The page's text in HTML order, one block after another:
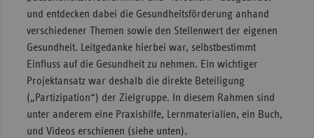
und entdecken dabei die Gesundheitsförderung anhand
verschiedener Themen sowie den Stellenwert der eigenen
Gesundheit. Leitgedanke hierbei war, selbstbestimmt
Einfluss auf die Gesundheit zu nehmen. Ein wichtiger
Projektansatz war deshalb die direkte Beteiligung
(„Partizipation“) der Zielgruppe. In diesem Rahmen sind
unter anderem eine Praxishilfe, Lernmaterialien, ein Buch,
und Videos erschienen (siehe unten).